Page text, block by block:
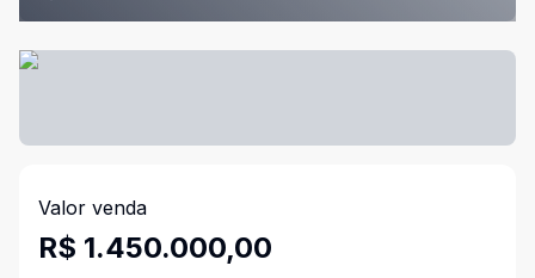
Valor venda
R$ 1.450.000,00